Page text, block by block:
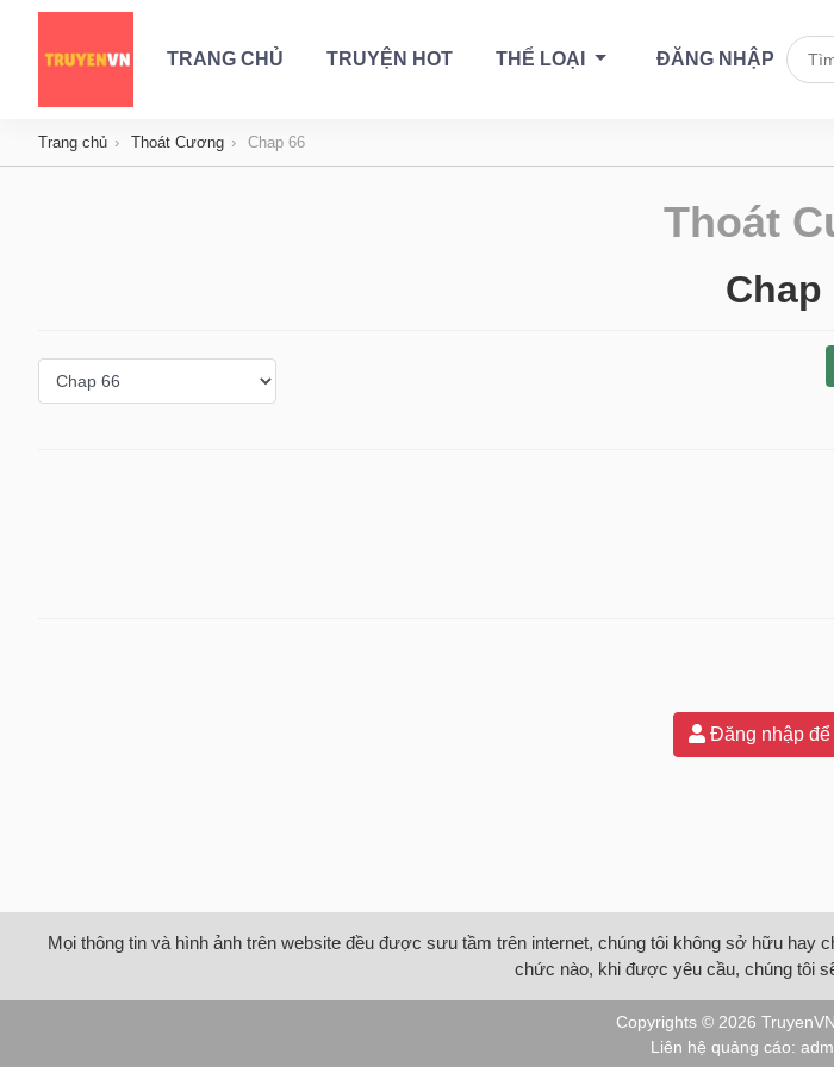
TRANG CHỦ TRUYỆN HOT THỂ LOẠI ĐĂNG NHẬP
Trang chủ Thoát Cương Chap 66
Thoát
Chap
Đăng nhập để
Mọi thông tin và hình ảnh trên website đều được sưu tầm trên internet, chúng tôi không sở hữu hay
chức nào, khi được yêu cầu, chúng tôi
Copyrights © 2026 TruyenVN
Liên hệ quảng cáo: